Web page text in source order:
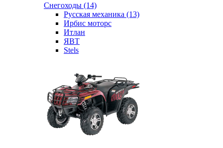
Снегоходы (14)
Русская механика (13)
Ирбис моторс
Итлан
ЯВТ
Stels